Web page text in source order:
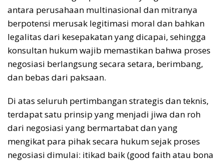
antara perusahaan multinasional dan mitranya
berpotensi merusak legitimasi moral dan bahkan
legalitas dari kesepakatan yang dicapai, sehingga
konsultan hukum wajib memastikan bahwa proses
negosiasi berlangsung secara setara, berimbang,
dan bebas dari paksaan.
Di atas seluruh pertimbangan strategis dan teknis,
terdapat satu prinsip yang menjadi jiwa dan roh
dari negosiasi yang bermartabat dan yang
mengikat para pihak secara hukum sejak proses
negosiasi dimulai: itikad baik (good faith atau bona